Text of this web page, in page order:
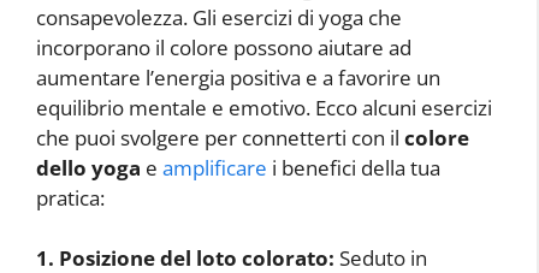
consapevolezza. Gli esercizi di yoga che
incorporano il colore possono aiutare ad
aumentare l’energia positiva e a favorire un
equilibrio mentale e emotivo. Ecco alcuni esercizi
che puoi svolgere per connetterti con il colore
dello yoga e amplificare i benefici della tua
pratica:
1. Posizione del loto colorato: Seduto in